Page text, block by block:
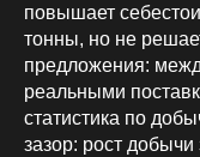
повышает
тонны, но не
предложения:
реальными
статистика по
зазор: рост